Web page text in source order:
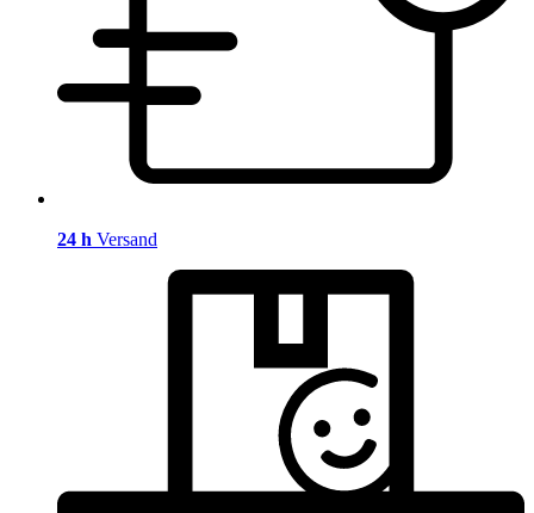
24 h Versand